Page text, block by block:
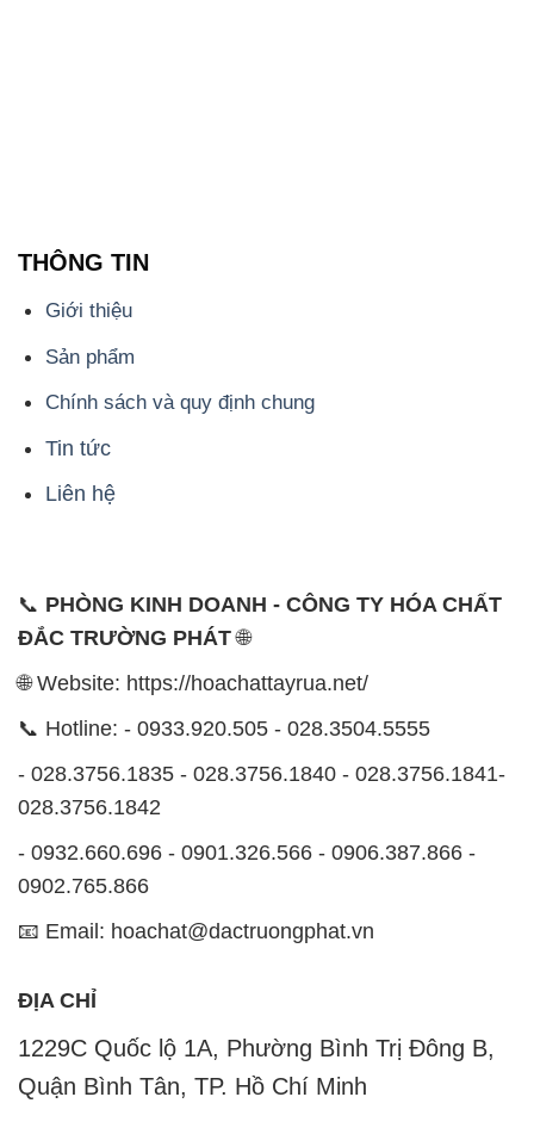
THÔNG TIN
Giới thiệu
Sản phẩm
Chính sách và quy định chung
Tin tức
Liên hệ
📞 PHÒNG KINH DOANH - CÔNG TY HÓA CHẤT
ĐẮC TRƯỜNG PHÁT🌐
🌐 Website: https://hoachattayrua.net/
📞 Hotline: - 0933.920.505 - 028.3504.5555
- 028.3756.1835 - 028.3756.1840 - 028.3756.1841-
028.3756.1842
- 0932.660.696 - 0901.326.566 - 0906.387.866 -
0902.765.866
📧 Email: hoachat@dactruongphat.vn
ĐỊA CHỈ
1229C Quốc lộ 1A, Phường Bình Trị Đông B,
Quận Bình Tân, TP. Hồ Chí Minh